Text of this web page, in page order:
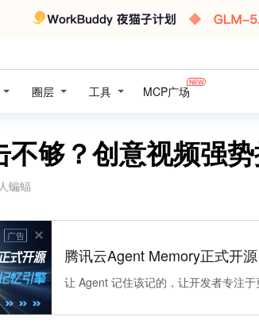
圈层 工具 MCP广场
不够？创意视频强
蝙蝠
广告
腾讯云Agent Memory正式开源
让 Agent 记住该记的，让开发者专注